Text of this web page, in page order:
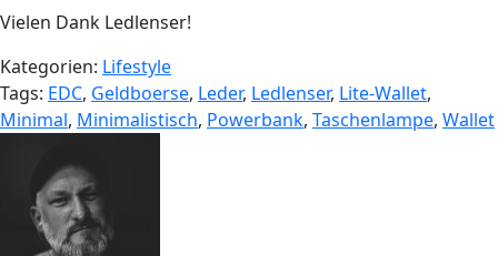
Vielen Dank Ledlenser!
Kategorien: Lifestyle
Tags: EDC, Geldboerse, Leder, Ledlenser, Lite-Wallet,
Minimal, Minimalistisch, Powerbank, Taschenlampe, Wallet